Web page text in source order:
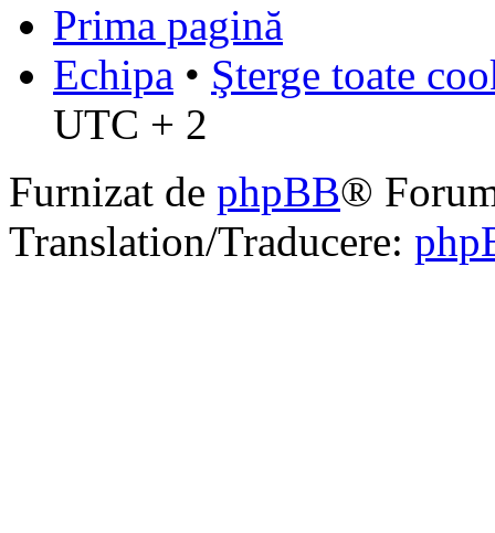
Prima pagină
Echipa • Şterge toate
UTC + 2
Furnizat de phpBB®
Translation/Traducere: